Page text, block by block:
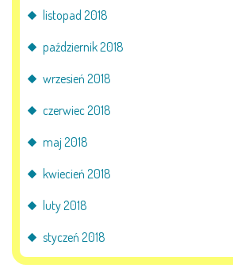
listopad 2018
październik 2018
wrzesień 2018
czerwiec 2018
maj 2018
kwiecień 2018
luty 2018
styczeń 2018